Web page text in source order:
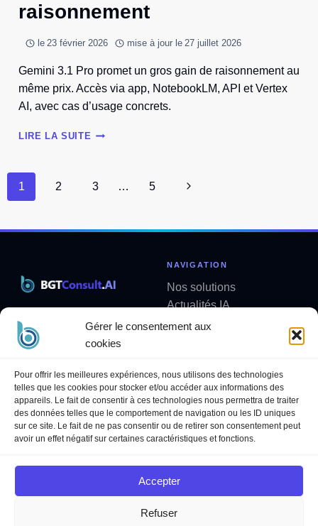
Gérer le consentement aux
cookies
Pour offrir les meilleures expériences, nous utilisons des technologies
telles que les cookies pour stocker et/ou accéder aux informations des
appareils. Le fait de consentir à ces technologies nous permettra de traiter
des données telles que le comportement de navigation ou les ID uniques
sur ce site. Le fait de ne pas consentir ou de retirer son consentement peut
avoir un effet négatif sur certaines caractéristiques et fonctions.
Accepter
Refuser
raisonnement
le 23 février 2026 mise à jour le 27 juillet 2026
Gemini 3.1 Pro promet un gros gain de raisonnement au
même prix. Accès via app, NotebookLM, API et Vertex
AI, avec cas d’usage concrets.
LIRE LA SUITE GEMINI
GOOGLE
NIVEAU
RAISONNEMENT
Navigation
page
1 2 3 … 5 Page
contact@bgtconsult.ai
NAVIGATION
Nos solutions
Actualités IA
Analyses
LÉGAL
Politique de confidentialité
Mentions légales
Politique des cookies
Services
SUIVEZ-NOUS
LinkedIn
YouTube